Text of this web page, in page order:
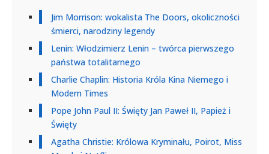
Jim Morrison: wokalista The Doors, okoliczności
śmierci, narodziny legendy
Lenin: Włodzimierz Lenin – twórca pierwszego
państwa totalitarnego
Charlie Chaplin: Historia Króla Kina Niemego i
Modern Times
Pope John Paul II: Święty Jan Paweł II, Papież i
Święty
Agatha Christie: Królowa Kryminału, Poirot, Miss